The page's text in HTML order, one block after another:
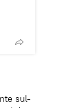
sul-